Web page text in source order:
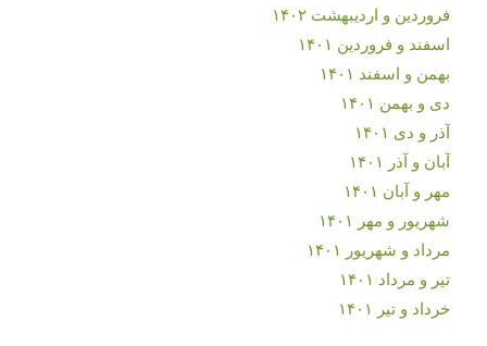
فروردین و اردیبهشت ۱۴۰۲
اسفند و فروردین ۱۴۰۱
بهمن و اسفند ۱۴۰۱
دی و بهمن ۱۴۰۱
آذر و دی ۱۴۰۱
آبان و آذر ۱۴۰۱
مهر و آبان ۱۴۰۱
شهریور و مهر ۱۴۰۱
مرداد و شهریور ۱۴۰۱
تیر و مرداد ۱۴۰۱
خرداد و تیر ۱۴۰۱